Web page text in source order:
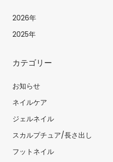
2026年
2025年
カテゴリー
お知らせ
ネイルケア
ジェルネイル
スカルプチュア/長さ出し
フットネイル